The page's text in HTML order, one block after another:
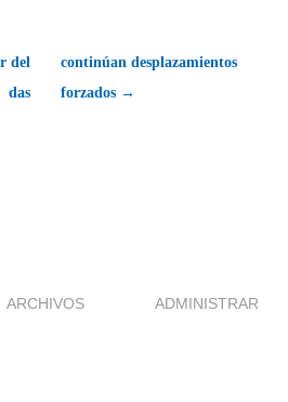
del
das
continúan desplazamientos
forzados →
ARCHIVOS ADMINISTRAR